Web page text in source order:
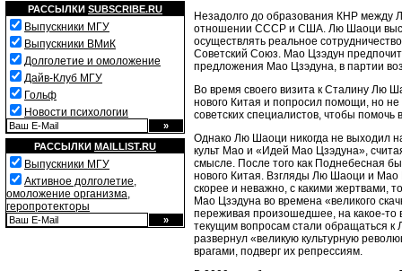
РАССЫЛКИ SUBSCRIBE.RU
Выпускники МГУ
Выпускники ВМиК
Долголетие и омоложение
Дайв-Клуб МГУ
Гольф
Новости психологии
РАССЫЛКИ MAILLIST.RU
Выпускники МГУ
Активное долголетие,
омоложение организма,
геропротекторы
Незадолго до образования КНР между
отношении СССР и США. Лю Шаоци
осуществлять реальное
Советский Союз. Мао Цзэдун
предложения Мао Цзэдуна, в партии
Во время своего визита к Сталину Лю
нового Китая и попросил помощи, но
советских специалистов, чтобы
Однако Лю Шаоци никогда не выходил
культ Мао и «Идей Мао Цзэдуна»,
смысле. После того как Поднебесная
нового Китая. Взгляды Лю Шаоци и
скорее и неважно, с какими жертвами,
Мао Цзэдуна во времена «великого
переживая произошедшее, на какое-то
текущим вопросам стали обращаться
развернул «великую культурную
врагами, подверг их репрессиям.